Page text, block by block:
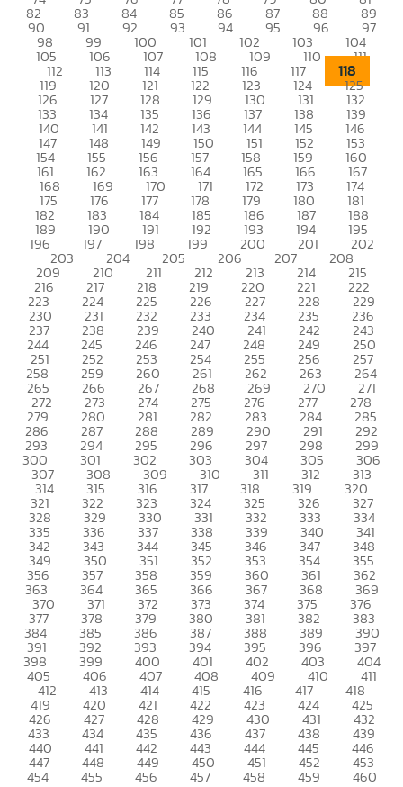
82 83 84 85 86 87 88 89
90 91 92 93 94 95 96 97
98 99 100 101 102 103 104
105 106 107 108 109 110 111
112 113 114 115 116 117 118
119 120 121 122 123 124 125
126 127 128 129 130 131 132
133 134 135 136 137 138 139
140 141 142 143 144 145 146
147 148 149 150 151 152 153
154 155 156 157 158 159 160
161 162 163 164 165 166 167
168 169 170 171 172 173 174
175 176 177 178 179 180 181
182 183 184 185 186 187 188
189 190 191 192 193 194 195
196 197 198 199 200 201 202
203 204 205 206 207 208
209 210 211 212 213 214 215
216 217 218 219 220 221 222
223 224 225 226 227 228 229
230 231 232 233 234 235 236
237 238 239 240 241 242 243
244 245 246 247 248 249 250
251 252 253 254 255 256 257
258 259 260 261 262 263 264
265 266 267 268 269 270 271
272 273 274 275 276 277 278
279 280 281 282 283 284 285
286 287 288 289 290 291 292
293 294 295 296 297 298 299
300 301 302 303 304 305 306
307 308 309 310 311 312 313
314 315 316 317 318 319 320
321 322 323 324 325 326 327
328 329 330 331 332 333 334
335 336 337 338 339 340 341
342 343 344 345 346 347 348
349 350 351 352 353 354 355
356 357 358 359 360 361 362
363 364 365 366 367 368 369
370 371 372 373 374 375 376
377 378 379 380 381 382 383
384 385 386 387 388 389 390
391 392 393 394 395 396 397
398 399 400 401 402 403 404
405 406 407 408 409 410 411
412 413 414 415 416 417 418
419 420 421 422 423 424 425
426 427 428 429 430 431 432
433 434 435 436 437 438 439
440 441 442 443 444 445 446
447 448 449 450 451 452 453
454 455 456 457 458 459 460